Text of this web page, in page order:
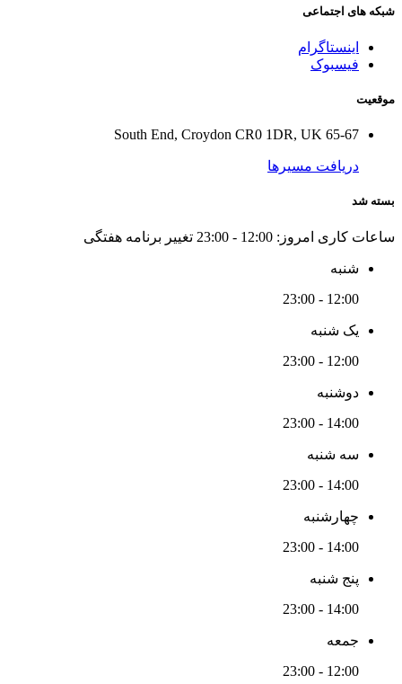
شبکه های اجتماعی
اینستاگرام
فیسبوک
موقعیت
65-67 South End, Croydon CR0 1DR, UK
دریافت مسیرها
بسته شد
ساعات کاری امروز: 12:00 - 23:00 تغییر برنامه هفتگی
شنبه
12:00 - 23:00
یک شنبه
12:00 - 23:00
دوشنبه
14:00 - 23:00
سه شنبه
14:00 - 23:00
چهارشنبه
14:00 - 23:00
پنج شنبه
14:00 - 23:00
جمعه
12:00 - 23:00